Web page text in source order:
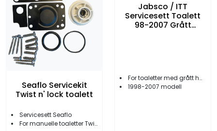
Seaflo Servicekit
Twist n' lock toalett
Servicesett Seaflo
For manuelle toaletter Twist n' lock
Jabsco / ITT
Servicesett Toalett
98-2007 Grått
For toaletter med grått håndtak
1998-2007 modell